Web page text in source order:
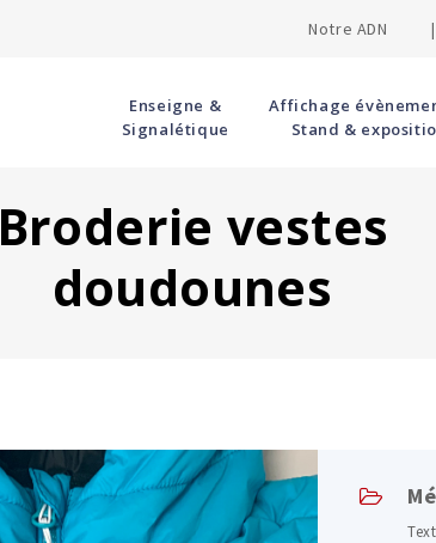
Notre ADN |
Enseigne &
Signalétique
Affichage
Stand &
Broderie vestes
doudounes